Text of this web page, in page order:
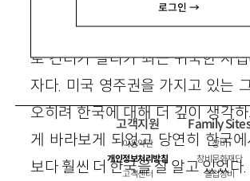
로그인 →
이 말을 내게 한 사람은 1980년대
로 건너가 살다가 최근 귀국한 사
자다. 미국 영주권을 가지고 있는
오히려 한국에 대해 더 깊이 생각
게 바라보게 되었고 당연히 한국
보다 훨씬 더 한국을 잘 알고 있었다.
고객지원
이용약관
개인정보처리방침
고객센터
Family Sites
창비
창비문화재단
클럽창비